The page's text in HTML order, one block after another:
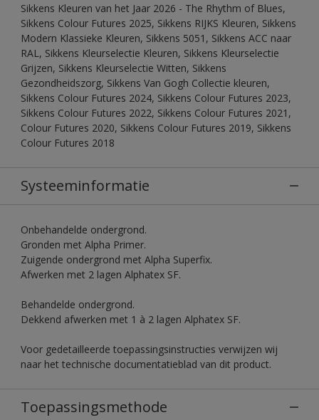
Sikkens Kleuren van het Jaar 2026 - The Rhythm of Blues,
Sikkens Colour Futures 2025, Sikkens RIJKS Kleuren, Sikkens
Modern Klassieke Kleuren, Sikkens 5051, Sikkens ACC naar
RAL, Sikkens Kleurselectie Kleuren, Sikkens Kleurselectie
Grijzen, Sikkens Kleurselectie Witten, Sikkens
Gezondheidszorg, Sikkens Van Gogh Collectie kleuren,
Sikkens Colour Futures 2024, Sikkens Colour Futures 2023,
Sikkens Colour Futures 2022, Sikkens Colour Futures 2021,
Colour Futures 2020, Sikkens Colour Futures 2019, Sikkens
Colour Futures 2018
Systeeminformatie
Onbehandelde ondergrond.
Gronden met Alpha Primer.
Zuigende ondergrond met Alpha Superfix.
Afwerken met 2 lagen Alphatex SF.
Behandelde ondergrond.
Dekkend afwerken met 1 à 2 lagen Alphatex SF.
Voor gedetailleerde toepassingsinstructies verwijzen wij
naar het technische documentatieblad van dit product.
Toepassingsmethode